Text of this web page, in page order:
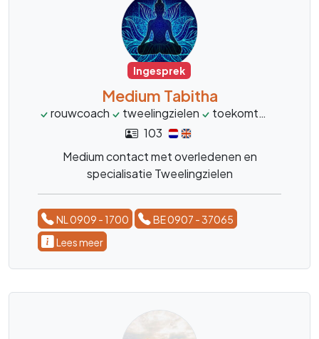
Ingesprek
Medium Tabitha
rouwcoach tweelingzielen toekomt
103
Medium contact met overledenen en
specialisatie Tweelingzielen
NL 0909 - 1700
BE 0907 - 37065
Lees meer